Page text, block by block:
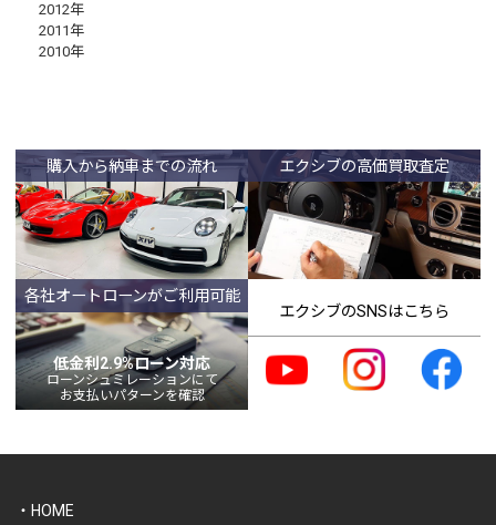
2012年
2011年
2010年
購入から納車までの流れ エクシブの高価買取査定
各社オートローンがご利用可能
低金利2.9%ローン対応
ローンシュミレーションにて
お支払いパターンを確認
エクシブのSNSはこちら
・HOME